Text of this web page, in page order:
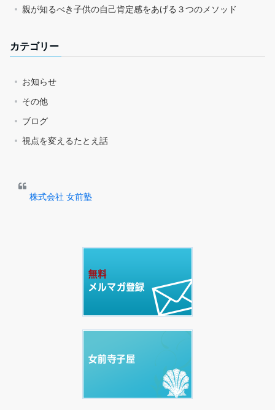
親が知るべき子供の自己肯定感をあげる３つのメソッド
カテゴリー
お知らせ
その他
ブログ
視点を変えるたとえ話
株式会社 女前塾